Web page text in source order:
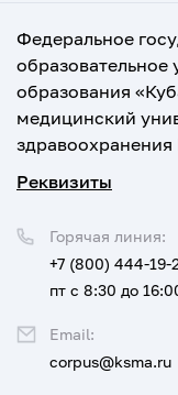
Федеральное
образования
медицинский
Реквизиты
Горячая линия:
+7 (800) 444-19-
пт с 8:30 до
Email:
corpus@ksma.ru